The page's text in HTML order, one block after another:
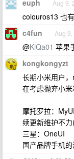
euph Aug 9,
colouros13 也
c4fun Aug
@KiQa01 苹果
kongkongyzt
长期小米用户
在考虑抛弃小
摩托罗拉：
续更新维护不
三星：OneUI
国产品牌手机